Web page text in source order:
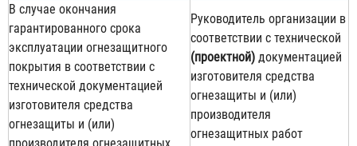
В случае окончания
гарантированного срока
эксплуатации огнезащитного
покрытия в соответствии с
технической документацией
изготовителя средства
огнезащиты и (или)
производителя огнезащитных
Руководитель организации в
соответствии с технической
(проектной) документацией
изготовителя средства
огнезащиты и (или)
производителя
огнезащитных работ